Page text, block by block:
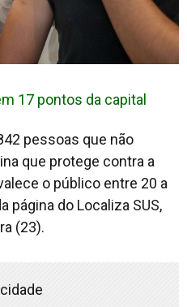
17 pontos da capital
pessoas que não
que protege contra a
o público entre 20 a
página do Localiza SUS,
(23).